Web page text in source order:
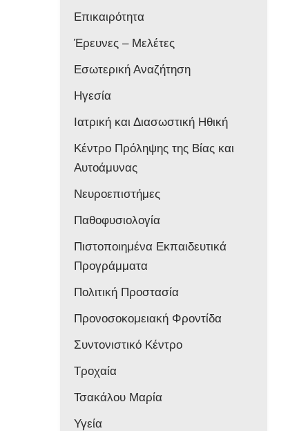
Επικαιρότητα
Έρευνες – Μελέτες
Εσωτερική Αναζήτηση
Ηγεσία
Ιατρική και Διασωστική Ηθική
Κέντρο Πρόληψης της Βίας και
Αυτοάμυνας
Νευροεπιστήμες
Παθοφυσιολογία
Πιστοποιημένα Εκπαιδευτικά
Προγράμματα
Πολιτική Προστασία
Προνοσοκομειακή Φροντίδα
Συντονιστικό Κέντρο
Τροχαία
Τσακάλου Μαρία
Υγεία